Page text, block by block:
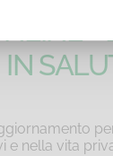
e nella vita